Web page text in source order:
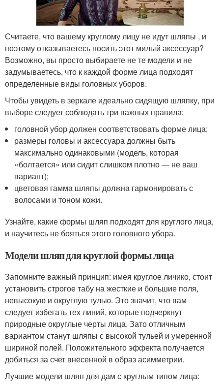
Считаете, что вашему круглому лицу не идут шляпы , и
поэтому отказываетесь носить этот милый аксессуар?
Возможно, вы просто выбираете не те модели и не
задумываетесь, что к каждой форме лица подходят
определенные виды головных уборов.
Чтобы увидеть в зеркале идеально сидящую шляпку, при
выборе следует соблюдать три важных правила:
головной убор должен соответствовать форме лица;
размеры головы и аксессуара должны быть
максимально одинаковыми (модель, которая
«болтается» или сидит слишком плотно — не ваш
вариант);
цветовая гамма шляпы должна гармонировать с
волосами и тоном кожи.
Узнайте, какие формы шляп подходят для круглого лица,
и научитесь не бояться этого головного убора.
Модели шляп для круглой формы лица
Запомните важный принцип: имея круглое личико, стоит
установить строгое табу на жесткие и большие поля,
невысокую и округлую тулью. Это значит, что вам
следует избегать тех линий, которые подчеркнут
природные округлые черты лица. Зато отличным
вариантом станут шляпы с высокой тульей и умеренной
шириной полей. Положительного эффекта получается
добиться за счет внесенной в образ асимметрии.
Лучшие модели шляп для дам с круглым типом лица: